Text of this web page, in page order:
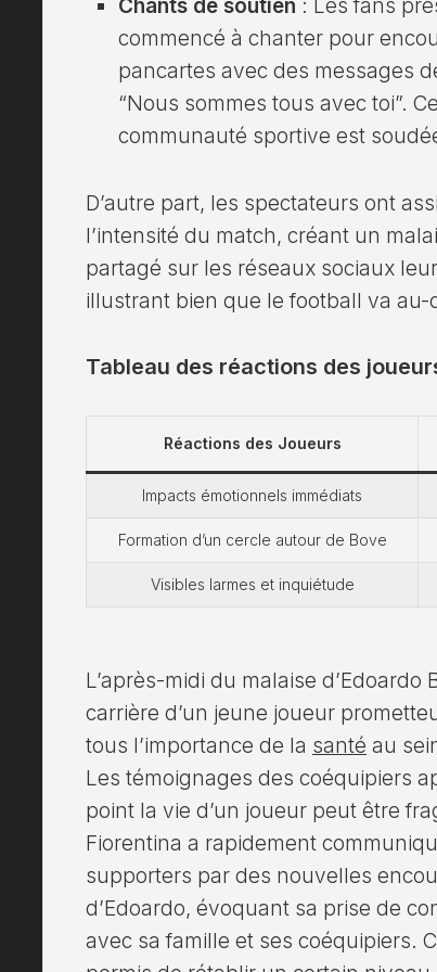
Chants de soutien : Les fans
commencé à chanter pour
pancartes avec des messages
“Nous sommes tous avec toi”.
communauté sportive est
D’autre part, les spectateurs ont
l’intensité du match, créant un
partagé sur les réseaux sociaux
illustrant bien que le football va
Tableau des réactions des
Réactions des Joueurs
Impacts émotionnels immédiats
Formation d’un cercle autour de Bove
Visibles larmes et inquiétude
L’après-midi du malaise
carrière d’un jeune joueur
tous l’importance de la santé au
Les témoignages des coéquipiers
point la vie d’un joueur peut être
Fiorentina a rapidement
supporters par des nouvelles
d’Edoardo, évoquant sa prise de
avec sa famille et ses coéquipiers.